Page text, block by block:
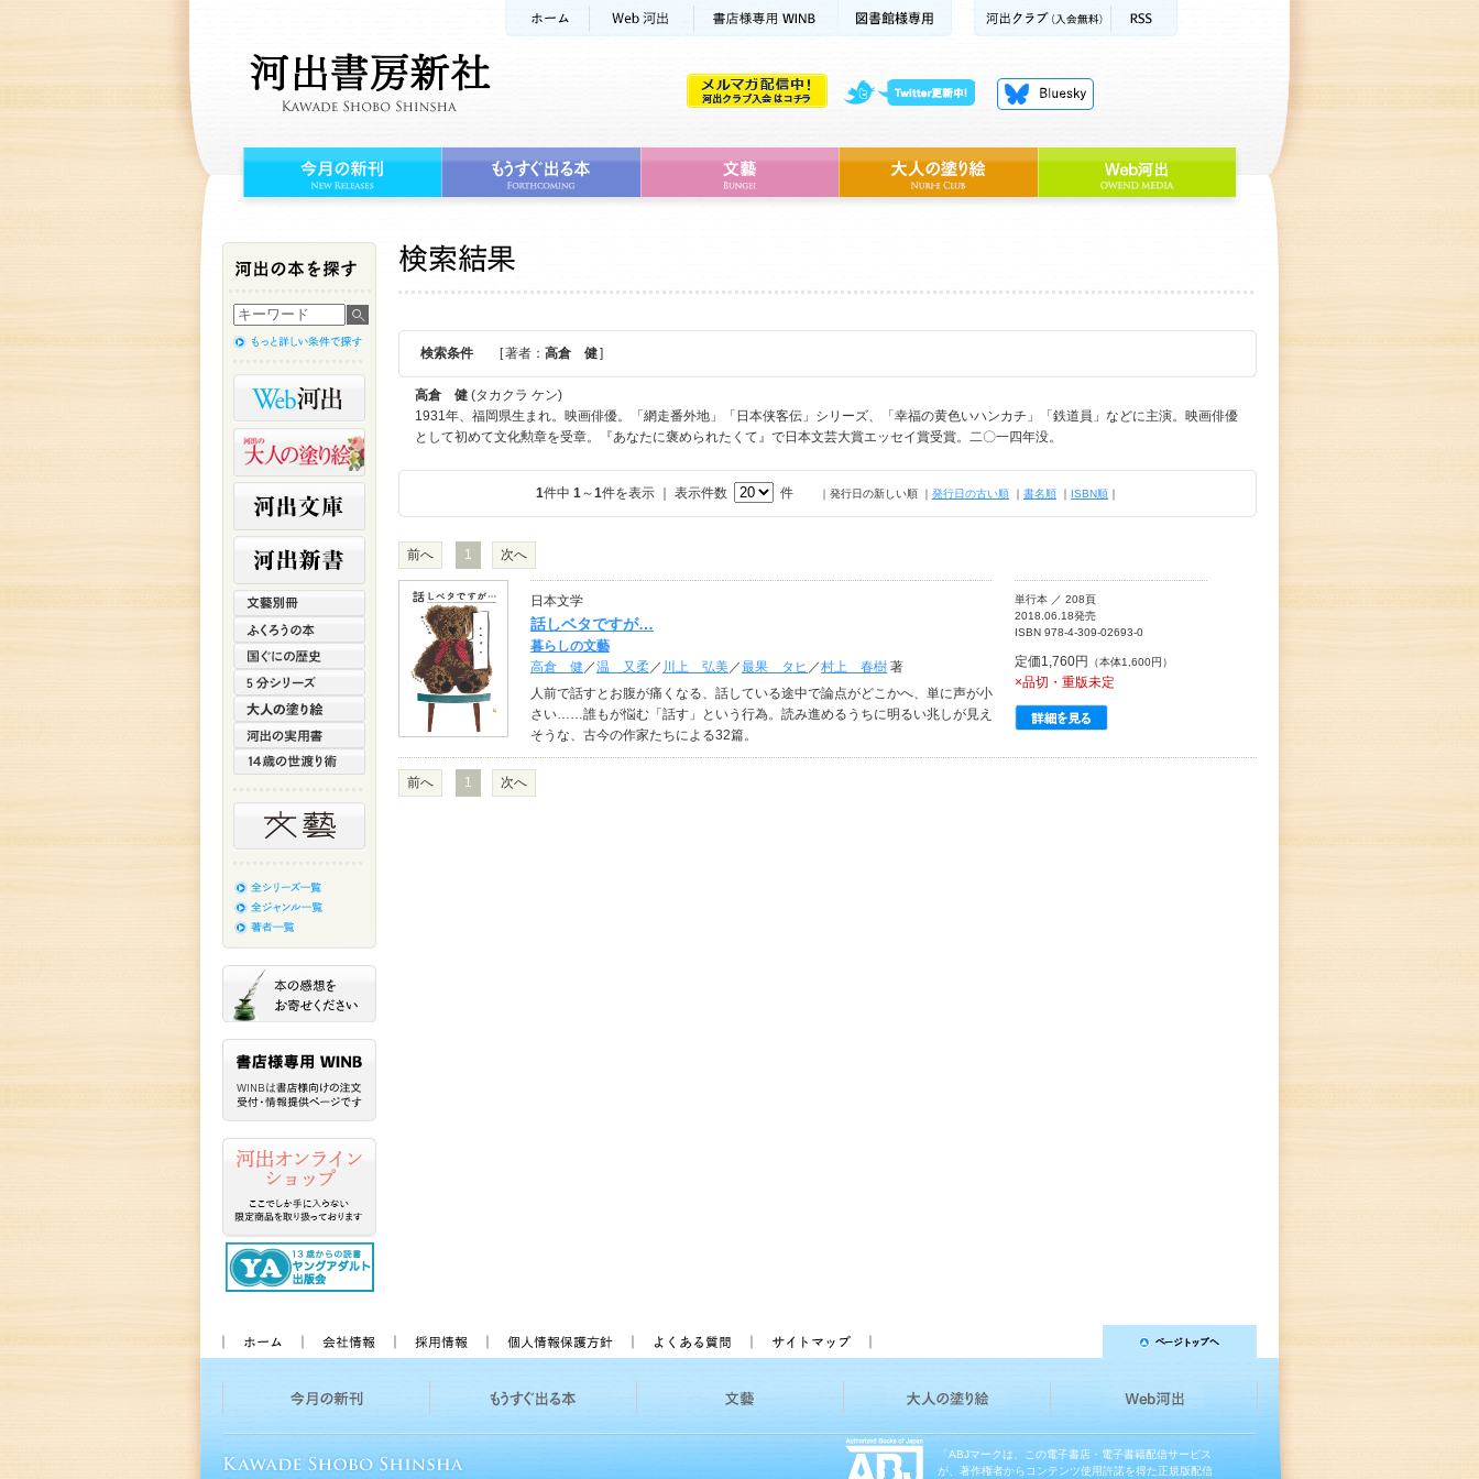
検索条件 [ 著者： 高倉 健]
高倉 健 (タカクラ ケン)
1931年、福岡県生まれ。映画俳優。「網走番外地」「日本侠客伝」シリーズ、「幸福の黄色いハンカチ」「鉄道員」などに主演。映画俳優
として初めて文化勲章を受章。『あなたに褒められたくて』で日本文芸大賞エッセイ賞受賞。二〇一四年没。
1件中 1～1件を表示 ｜ 表示件数 件 ｜発行日の新しい順 ｜ 発行日の古い順 ｜ 書名順 ｜ ISBN順 ｜
前へ 1 次へ
日本文学
話しベタですが…
暮らしの文藝
高倉 健 ／温 又柔 ／ 川上 弘美／最果 タヒ ／村上 春樹 著
人前で話すとお腹が痛くなる、話している途中で論点がどこかへ、単に声が小
さい……誰もが悩む「話す」という行為。読み進めるうちに明るい兆しが見え
そうな、古今の作家たちによる32篇。
単行本 ／ 208頁
2018.06.18発売
ISBN 978-4-309-02693-0
定価1,760円 （本体1,600円）
×品切・重版未定
前へ 1 次へ
「ABJマークは、この電子書店・電子書籍配信サービス
が、著作権者からコンテンツ使用許諾を得た正規版配信